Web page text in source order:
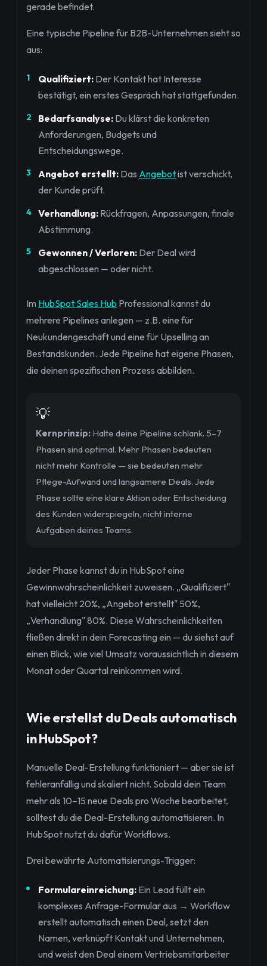
gerade befindet.
Eine typische Pipeline für B2B-Unternehmen sieht so
aus:
Qualifiziert: Der Kontakt hat Interesse
bestätigt, ein erstes Gespräch hat stattgefunden.
Bedarfsanalyse: Du klärst die konkreten
Anforderungen, Budgets und
Entscheidungswege.
Angebot erstellt: Das Angebotist verschickt,
der Kunde prüft.
Verhandlung: Rückfragen, Anpassungen, finale
Abstimmung.
Gewonnen / Verloren: Der Deal wird
abgeschlossen — oder nicht.
Im HubSpot Sales Hub Professional kannst du
mehrere Pipelines anlegen — z.B. eine für
Neukundengeschäft und eine für Upselling an
Bestandskunden. Jede Pipeline hat eigene Phasen,
die deinen spezifischen Prozess abbilden.
💡
Kernprinzip: Halte deine Pipeline schlank. 5–7
Phasen sind optimal. Mehr Phasen bedeuten
nicht mehr Kontrolle — sie bedeuten mehr
Pflege-Aufwand und langsamere Deals. Jede
Phase sollte eine klare Aktion oder Entscheidung
des Kunden widerspiegeln, nicht interne
Aufgaben deines Teams.
Jeder Phase kannst du in HubSpot eine
Gewinnwahrscheinlichkeit zuweisen. „Qualifiziert"
hat vielleicht 20%, „Angebot erstellt" 50%,
„Verhandlung" 80%. Diese Wahrscheinlichkeiten
fließen direkt in dein Forecasting ein — du siehst auf
einen Blick, wie viel Umsatz voraussichtlich in diesem
Monat oder Quartal reinkommen wird.
Wie erstellst du Deals automatisch
in HubSpot?
Manuelle Deal-Erstellung funktioniert — aber sie ist
fehleranfällig und skaliert nicht. Sobald dein Team
mehr als 10–15 neue Deals pro Woche bearbeitet,
solltest du die Deal-Erstellung automatisieren. In
HubSpot nutzt du dafür Workflows.
Drei bewährte Automatisierungs-Trigger:
Formulareinreichung: Ein Lead füllt ein
komplexes Anfrage-Formular aus → Workflow
erstellt automatisch einen Deal, setzt den
Namen, verknüpft Kontakt und Unternehmen,
und weist den Deal einem Vertriebsmitarbeiter